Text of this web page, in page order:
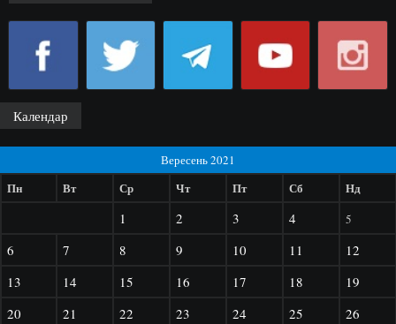
Календар
Вересень 2021
Пн Вт Ср Чт Пт Сб Нд
1 2 3 4 5
6 7 8 9 10 11
12
13
14 15 16 17 18
19
20
21 22 23 24 25 26